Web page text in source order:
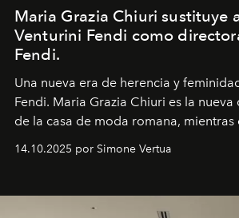
Maria Grazia Chiuri sustituye
Venturini Fendi como
Fendi.
Una nueva era de herencia y
Fendi. Maria Grazia Chiuri es la
de la casa de moda romana, mientras
14.10.2025 por Simone Vertua